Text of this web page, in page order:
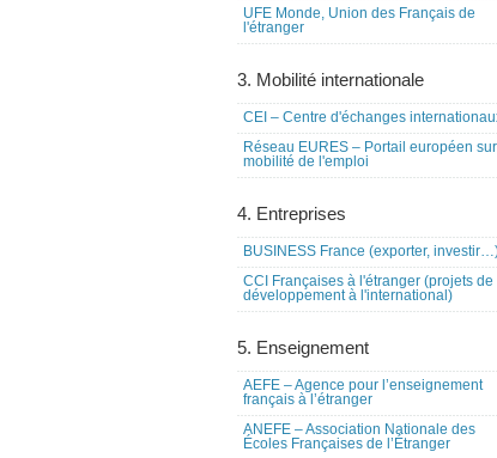
UFE Monde, Union des Français de
l'étranger
3. Mobilité internationale
CEI – Centre d'échanges
Réseau EURES – Portail européen
mobilité de l'emploi
4. Entreprises
BUSINESS France (exporter,
CCI Françaises à l'étranger (projets de
développement à l'international)
5. Enseignement
AEFE – Agence pour l’enseignement
français à l’étranger
ANEFE – Association Nationale des
Écoles Françaises de l’Étranger